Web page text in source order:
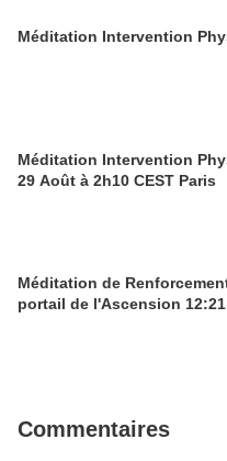
Méditation Intervention
Méditation Intervention
29 Août à 2h10 CEST Paris
Méditation de
portail de l'Ascension 12:21
Commentaires